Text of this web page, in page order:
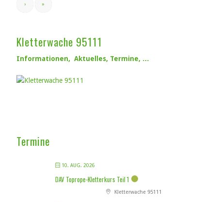
› »
Kletterwache 95111
Informationen, Aktuelles, Termine, …
Termine
10. AUG. 2026
DAV Toprope-Kletterkurs Teil 1
Kletterwache 95111